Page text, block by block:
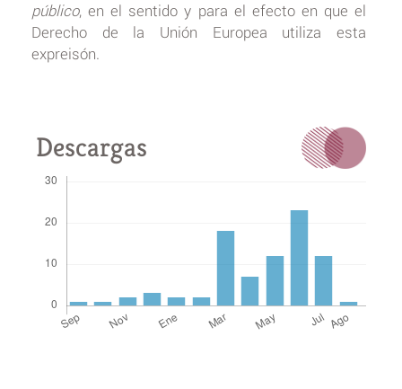
público, en el sentido y para el efecto en que el
Derecho de la Unión Europea utiliza esta
expreisón.
Descargas